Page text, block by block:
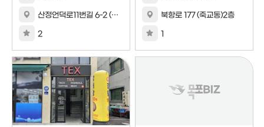
산정언덕로11번길 6-2 (산정동)
2
북항로 177 (죽교동)2층
1